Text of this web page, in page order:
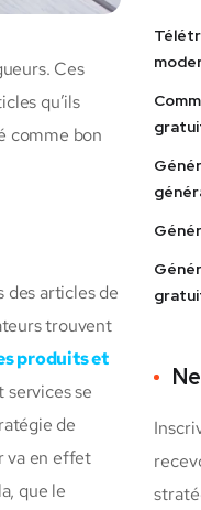
Ces
qu’ils
comme bon
des articles de
trouvent
produits et
se
de
va en effet
que le